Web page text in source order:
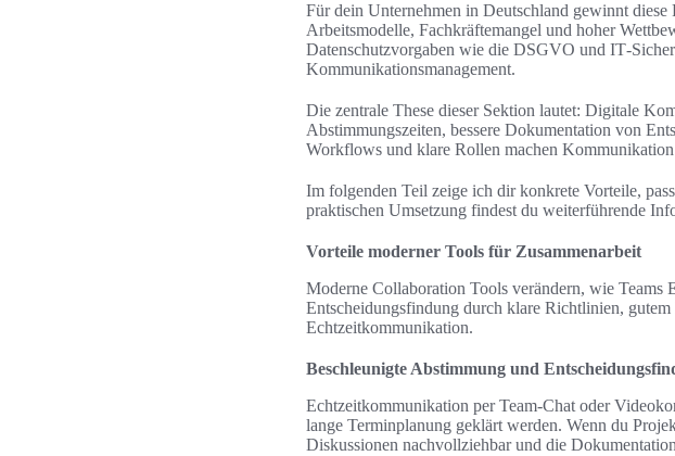
Für dein Unternehmen in Deutschland gewinnt
Arbeitsmodelle, Fachkräftemangel und hoher
Datenschutzvorgaben wie die DSGVO und
Kommunikationsmanagement.
Die zentrale These dieser Sektion lautet: Digitale
Abstimmungszeiten, bessere Dokumentation von
Workflows und klare Rollen machen
Im folgenden Teil zeige ich dir konkrete Vorteile,
praktischen Umsetzung findest du weiterführende
Vorteile moderner Tools für Zusammenarbeit
Moderne Collaboration Tools verändern, wie Teams
Entscheidungsfindung durch klare Richtlinien,
Echtzeitkommunikation.
Beschleunigte Abstimmung und
Echtzeitkommunikation per Team‑Chat oder
lange Terminplanung geklärt werden. Wenn du
Diskussionen nachvollziehbar und die